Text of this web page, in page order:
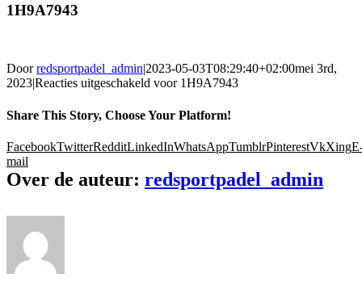
1H9A7943
Doorredsportpadel_admin|2023-05-03T08:29:40+02:00mei 3rd,
2023|Reacties uitgeschakeld voor 1H9A7943
Share This Story, Choose Your Platform!
FacebookTwitterRedditLinkedInWhatsAppTumblrPinterestVkXing
mail
Over de auteur: redsportpadel_admin